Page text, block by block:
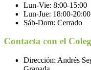
Lun-Vie: 8:00-15:00
Lun-Jue: 18:00-20:00
Sáb-Dom: Cerrado
Contacta con el
Dirección: Andrés